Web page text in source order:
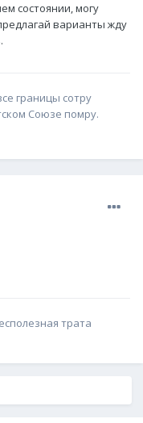
состоянии, могу
варианты жду
границы сотру
Союзе помру.
трата